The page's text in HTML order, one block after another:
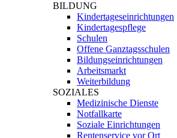
BILDUNG
Kindertageseinrichtungen
Kindertagespflege
Schulen
Offene Ganztagsschulen
Bildungseinrichtungen
Arbeitsmarkt
Weiterbildung
SOZIALES
Medizinische Dienste
Notfallkarte
Soziale Einrichtungen
Rentenservice vor Ort